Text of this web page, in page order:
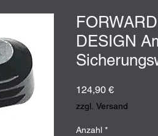
DESIGN
124,90 €Preis
zzgl. Versand
Anzahl *